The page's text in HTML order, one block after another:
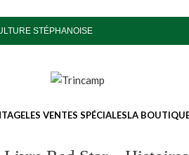
STÉPHANOISE
LES VENTES SPÉCIALESLA